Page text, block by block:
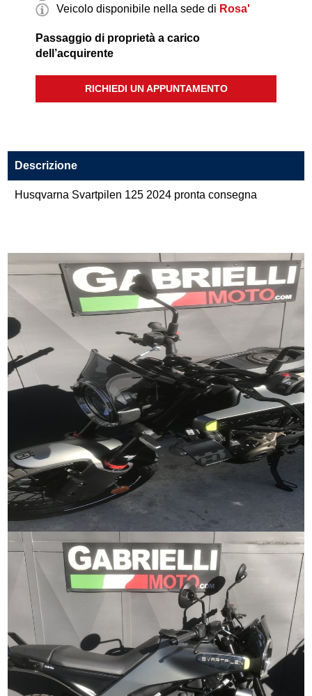
Veicolo disponibile nella sede di Rosa'
Passaggio di proprietà a carico
dell’acquirente
RICHIEDI UN APPUNTAMENTO
Descrizione
Husqvarna Svartpilen 125 2024 pronta consegna